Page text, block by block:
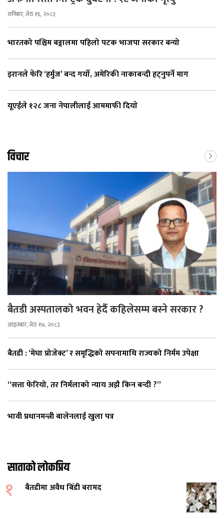
शनिबार, जेठ १६, २०८३
भारतको पश्चिम बङ्गालमा पहिलो पटक भाजपा सरकार बन्यो
इरानले फेरि ‘हर्मुज’ बन्द गर्यो, अमेरिकी नाकाबन्दी हट्नुपर्ने माग
यूएईले १२८ जना नेपालीलाई आममाफी दियाे
विचार
बैतडी अस्पतालको भवन हेर्दै कहिलेसम्म बस्ने सरकार ?
आइतबार, जेठ १७, २०८३
बैतडी : ‘मेघा प्रोजेक्ट’ र समृद्धिको सपनामाथि राज्यको निर्मम उपेक्षा
“सत्ता फेरियो, तर निर्मलाको न्याय अझै किन बन्दी ?”
भावी प्रधानमन्त्री बालेनलाई खुला पत्र
साताको लोकप्रिय
१ बैतडीमा अवैध बिँडी बरामद